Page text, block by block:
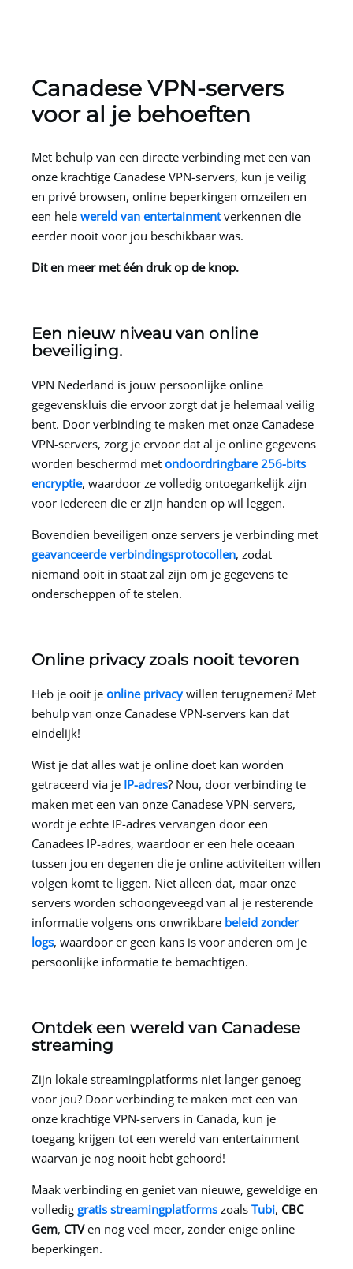
Canadese VPN-servers
voor al je behoeften
Met behulp van een directe verbinding met een van
onze krachtige Canadese VPN-servers, kun je veilig
en privé browsen, online beperkingen omzeilen en
een hele wereld van entertainmentverkennen die
eerder nooit voor jou beschikbaar was.
Dit en meer met één druk op de knop.
Een nieuw niveau van online
beveiliging.
VPN Nederland is jouw persoonlijke online
gegevenskluis die ervoor zorgt dat je helemaal veilig
bent. Door verbinding te maken met onze Canadese
VPN-servers, zorg je ervoor dat al je online gegevens
worden beschermd met ondoordringbare 256-bits
encryptie, waardoor ze volledig ontoegankelijk zijn
voor iedereen die er zijn handen op wil leggen.
Bovendien beveiligen onze servers je verbinding met
geavanceerde verbindingsprotocollen, zodat
niemand ooit in staat zal zijn om je gegevens te
onderscheppen of te stelen.
Online privacy zoals nooit tevoren
Heb je ooit je online privacywillen terugnemen? Met
behulp van onze Canadese VPN-servers kan dat
eindelijk!
Wist je dat alles wat je online doet kan worden
getraceerd via je IP-adres? Nou, door verbinding te
maken met een van onze Canadese VPN-servers,
wordt je echte IP-adres vervangen door een
Canadees IP-adres, waardoor er een hele oceaan
tussen jou en degenen die je online activiteiten willen
volgen komt te liggen. Niet alleen dat, maar onze
servers worden schoongeveegd van al je resterende
informatie volgens ons onwrikbare beleid zonder
logs, waardoor er geen kans is voor anderen om je
persoonlijke informatie te bemachtigen.
Ontdek een wereld van Canadese
streaming
Zijn lokale streamingplatforms niet langer genoeg
voor jou? Door verbinding te maken met een van
onze krachtige VPN-servers in Canada, kun je
toegang krijgen tot een wereld van entertainment
waarvan je nog nooit hebt gehoord!
Maak verbinding en geniet van nieuwe, geweldige en
volledig gratis streamingplatforms zoals Tubi, CBC
Gem, CTVen nog veel meer, zonder enige online
beperkingen.